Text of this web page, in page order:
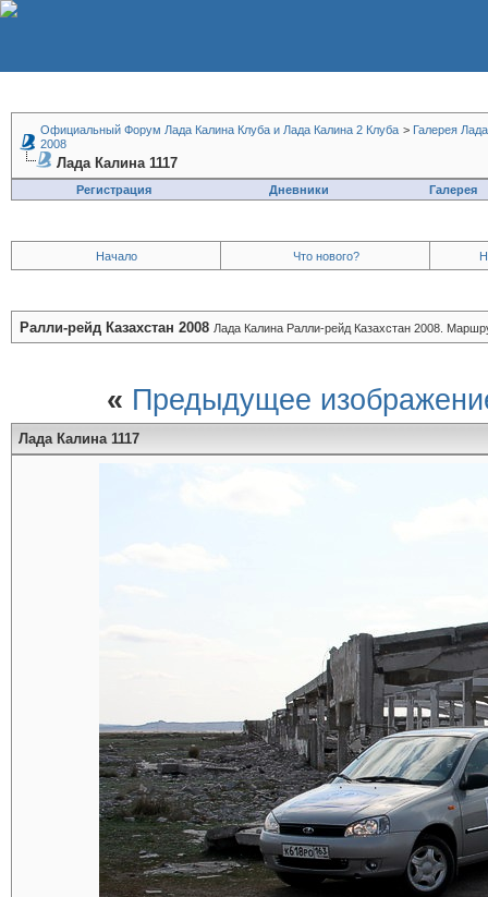
Официальный Форум Лада Калина Клуба и Лада Калина 2 Клуба > Галерея
2008
Лада Калина 1117
Регистрация Дневники Галерея
Начало Что нового?
Ралли-рейд Казахстан 2008 Лада Калина Ралли-рейд Казахстан 2008.
« Предыдущее
Лада Калина 1117